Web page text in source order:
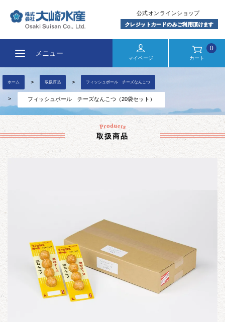
メニュー
マイページ カート
0
ホーム 取扱商品 フィッシュボール チーズなんこつ
フィッシュボール チーズなんこつ（20袋セット）
取扱商品